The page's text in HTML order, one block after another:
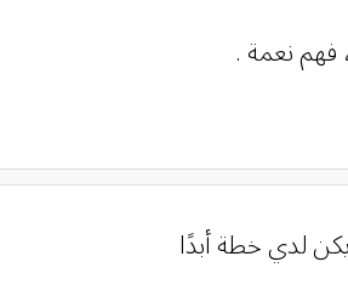
فهم نعمة .
لدي خطة أبدًا